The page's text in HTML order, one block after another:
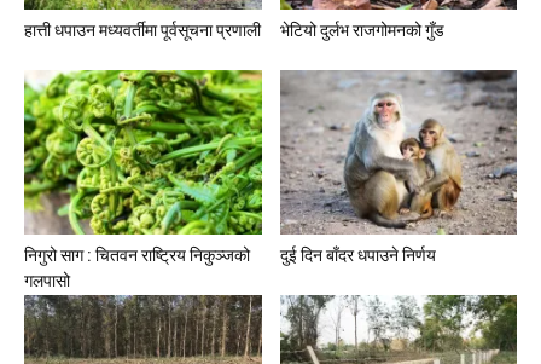
हात्ती धपाउन मध्यवर्तीमा पूर्वसूचना प्रणाली भेटियो दुर्लभ राजगोमनको गुँड
निगुरो साग : चितवन राष्ट्रिय निकुञ्जको
गलपासो
दुई दिन बाँदर धपाउने निर्णय